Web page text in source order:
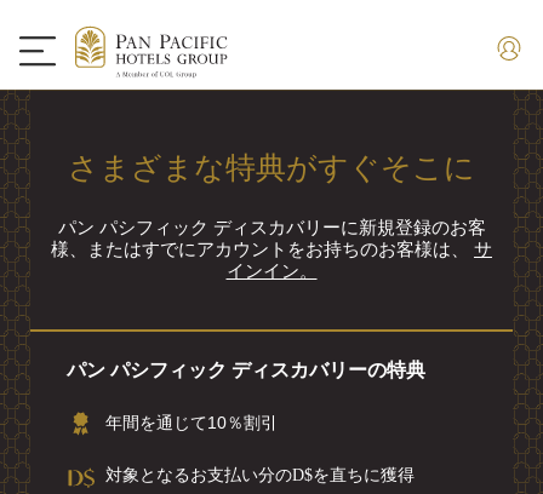
さまざまな特典がすぐそこに
パン パシフィック ディスカバリーに新規登録のお客
様、またはすでにアカウントをお持ちのお客様は、 サ
インイン。
パン パシフィック ディスカバリーの特典
年間を通じて10％割引
対象となるお支払い分のD$を直ちに獲得